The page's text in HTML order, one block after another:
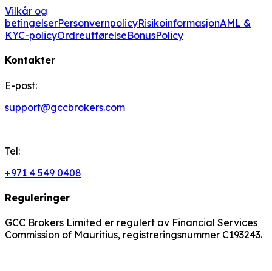
Vilkår og
betingelserPersonvernpolicyRisikoinformasjonAML &
KYC-policyOrdreutførelseBonusPolicy
Kontakter
E-post:
support@gccbrokers.com
Tel:
+971 4 549 0408
Reguleringer
GCC Brokers Limited er regulert av Financial Services
Commission of Mauritius, registreringsnummer C193243.